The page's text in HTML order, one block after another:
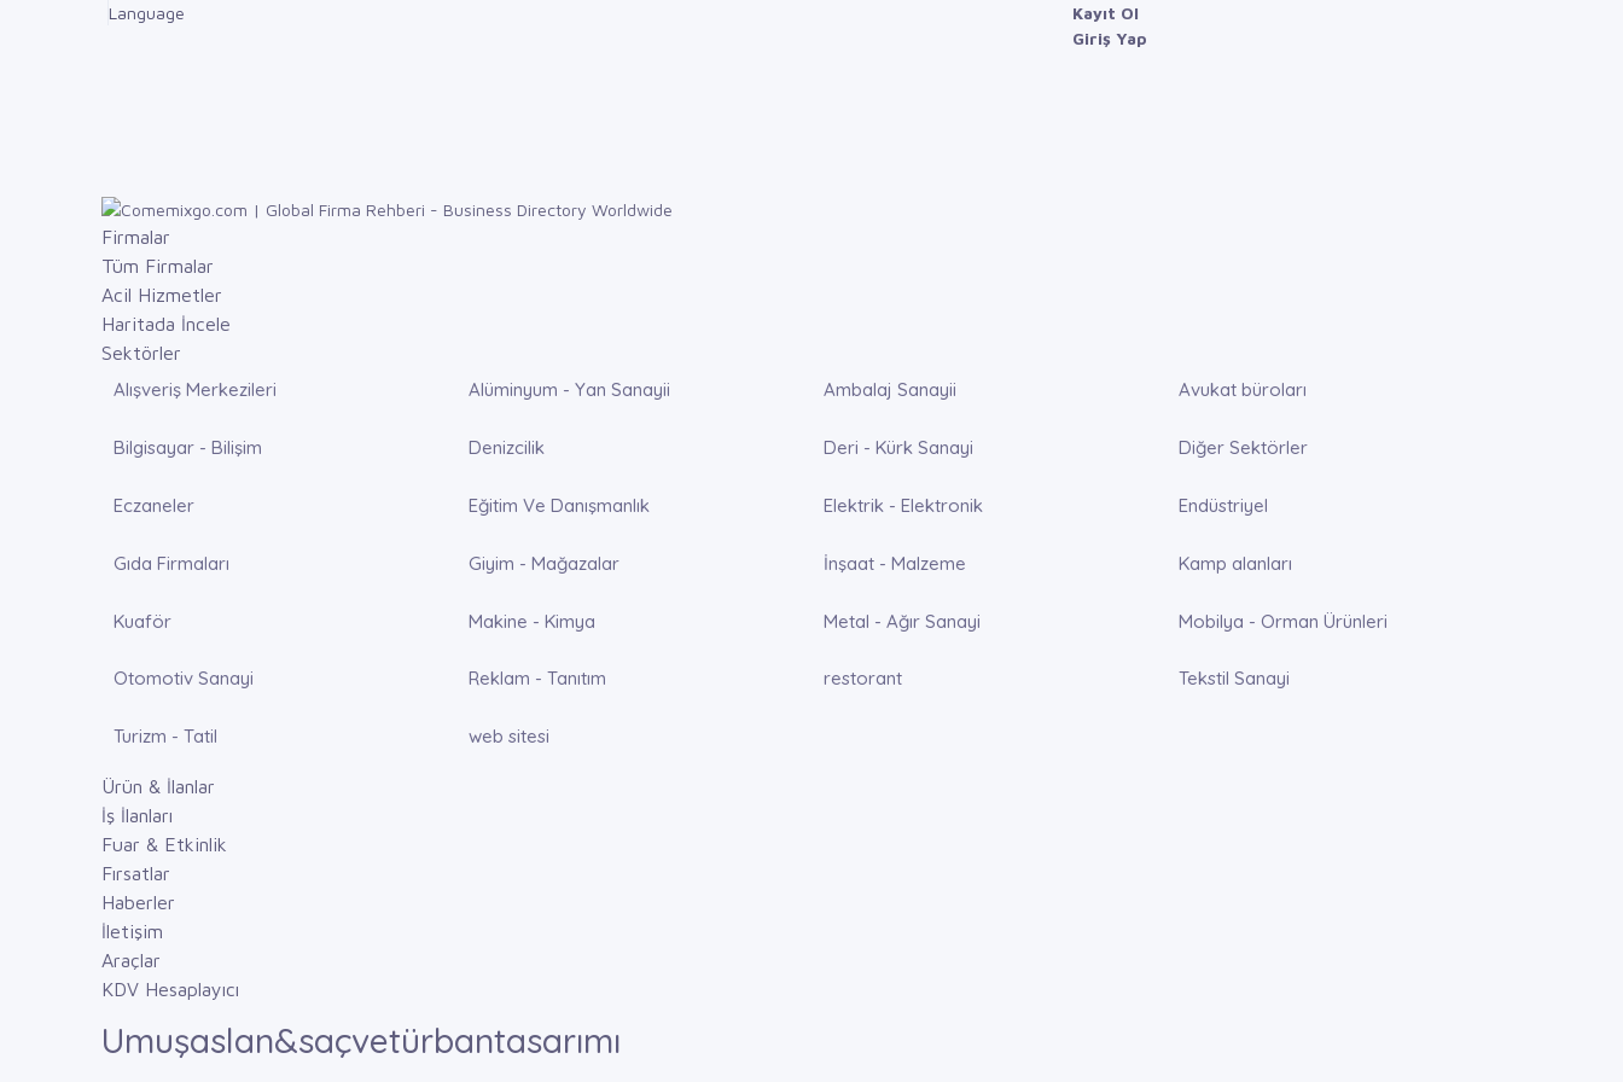
Language
Kayıt Ol
Giriş Yap
Firmalar
Tüm Firmalar
Acil Hizmetler
Haritada İncele
Sektörler
Alışveriş Merkezileri Alüminyum - Yan Sanayii Ambalaj Sanayii Avukat büroları
Bilgisayar - Bilişim Denizcilik Deri - Kürk Sanayi Diğer Sektörler
Eczaneler Eğitim Ve Danışmanlık Elektrik - Elektronik Endüstriyel
Gıda Firmaları Giyim - Mağazalar İnşaat - Malzeme Kamp alanları
Kuaför Makine - Kimya Metal - Ağır Sanayi Mobilya - Orman Ürünleri
Otomotiv Sanayi Reklam - Tanıtım restorant Tekstil Sanayi
Turizm - Tatil web sitesi
Ürün & İlanlar
İş İlanları
Fuar & Etkinlik
Fırsatlar
Haberler
İletişim
Araçlar
KDV Hesaplayıcı
Umuşaslan&saçvetürbantasarımı